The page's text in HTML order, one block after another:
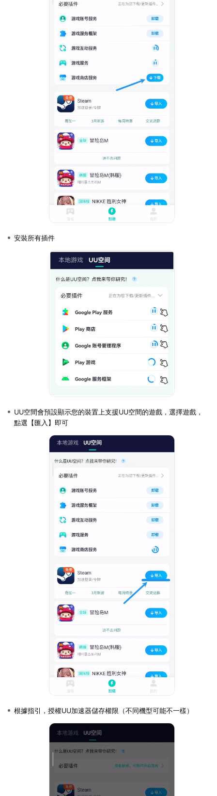
安裝所有插件
UU空間會預設顯示您的裝置上支援UU空間的遊戲，選擇遊戲，
點選【匯入】即可
根據指引，授權UU加速器儲存權限（不同機型可能不一樣）